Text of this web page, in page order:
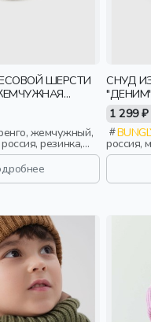
ШЕРСТИ
резинка,
дошкольники,
СНУД
ВЯЗКА
1 299 ₽
россия,